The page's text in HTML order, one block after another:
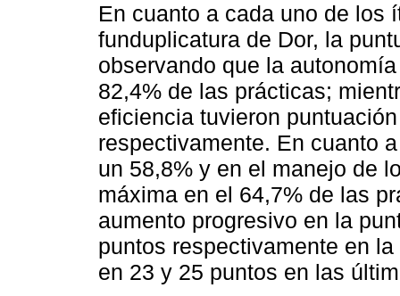
En cuanto a cada uno de los
funduplicatura de Dor, la
observando que la
82,4% de las prácticas;
eficiencia tuvieron
respectivamente. En cuanto
un 58,8% y en el manejo de
máxima en el 64,7% de las
aumento progresivo en la
puntos respectivamente en
en 23 y 25 puntos en las